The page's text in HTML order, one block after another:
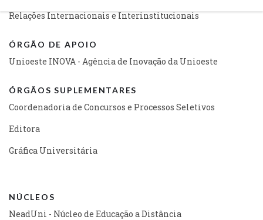
Relações Internacionais e Interinstitucionais
ÓRGÃO DE APOIO
Unioeste INOVA - Agência de Inovação da Unioeste
ÓRGÃOS SUPLEMENTARES
Coordenadoria de Concursos e Processos Seletivos
Editora
Gráfica Universitária
NÚCLEOS
NeadUni - Núcleo de Educação a Distância